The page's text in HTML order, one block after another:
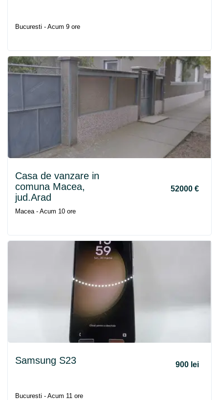
Bucuresti - Acum 9 ore
Casa de vanzare in
comuna Macea,
jud.Arad
52000 €
Macea - Acum 10 ore
Samsung S23 900 lei
Bucuresti - Acum 11 ore